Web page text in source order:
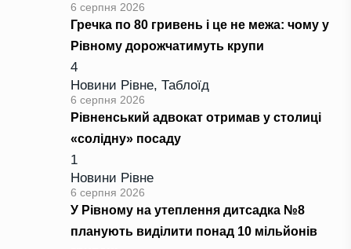
6 серпня 2026
Гречка по 80 гривень і це не межа: чому у
Рівному дорожчатимуть крупи
4
Новини Рівне, Таблоїд
6 серпня 2026
Рівненський адвокат отримав у столиці
«солідну» посаду
1
Новини Рівне
6 серпня 2026
У Рівному на утеплення дитсадка №8
планують виділити понад 10 мільйонів